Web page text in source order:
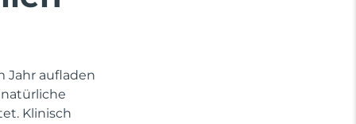
Jahr aufladen
Klinisch